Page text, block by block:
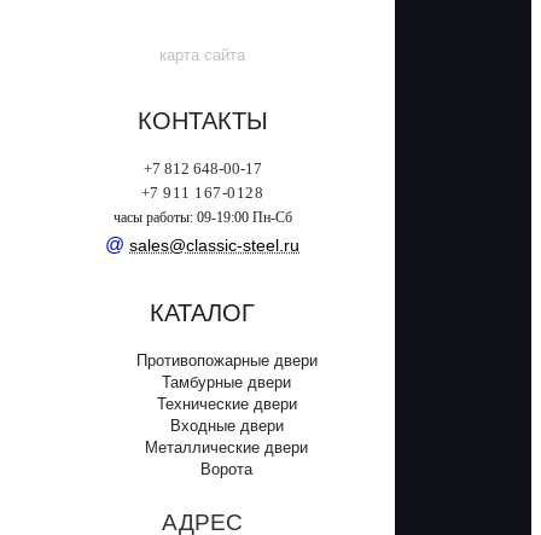
карта сайта
КОНТАКТЫ
+7 812 648-00-17
+7 911 167-0128
часы работы: 09-19:00 Пн-Сб
@ sales@classic-steel.ru
КАТАЛОГ
Противопожарные двери
Тамбурные двери
Технические двери
Входные двери
Металлические двери
Ворота
АДРЕС